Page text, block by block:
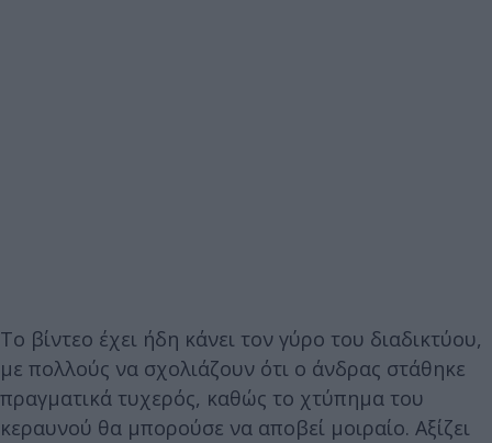
Το βίντεο έχει ήδη κάνει τον γύρο του διαδικτύου,
με πολλούς να σχολιάζουν ότι ο άνδρας στάθηκε
πραγματικά τυχερός, καθώς το χτύπημα του
κεραυνού θα μπορούσε να αποβεί μοιραίο. Aξίζει